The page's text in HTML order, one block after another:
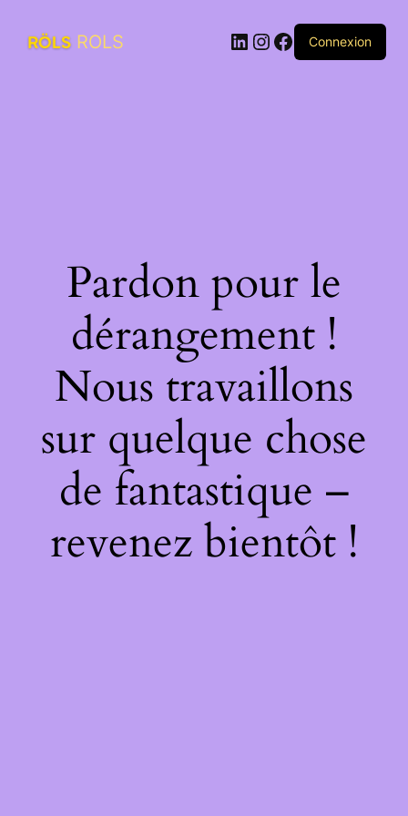
ROLS LinkedIn
Instagram
Facebook
Connexion
Pardon pour le
dérangement !
Nous travaillons
sur quelque chose
de fantastique –
revenez bientôt !